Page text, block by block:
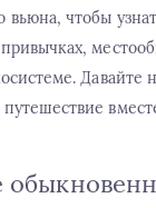
вьюна, чтобы
Давайте
путешествие